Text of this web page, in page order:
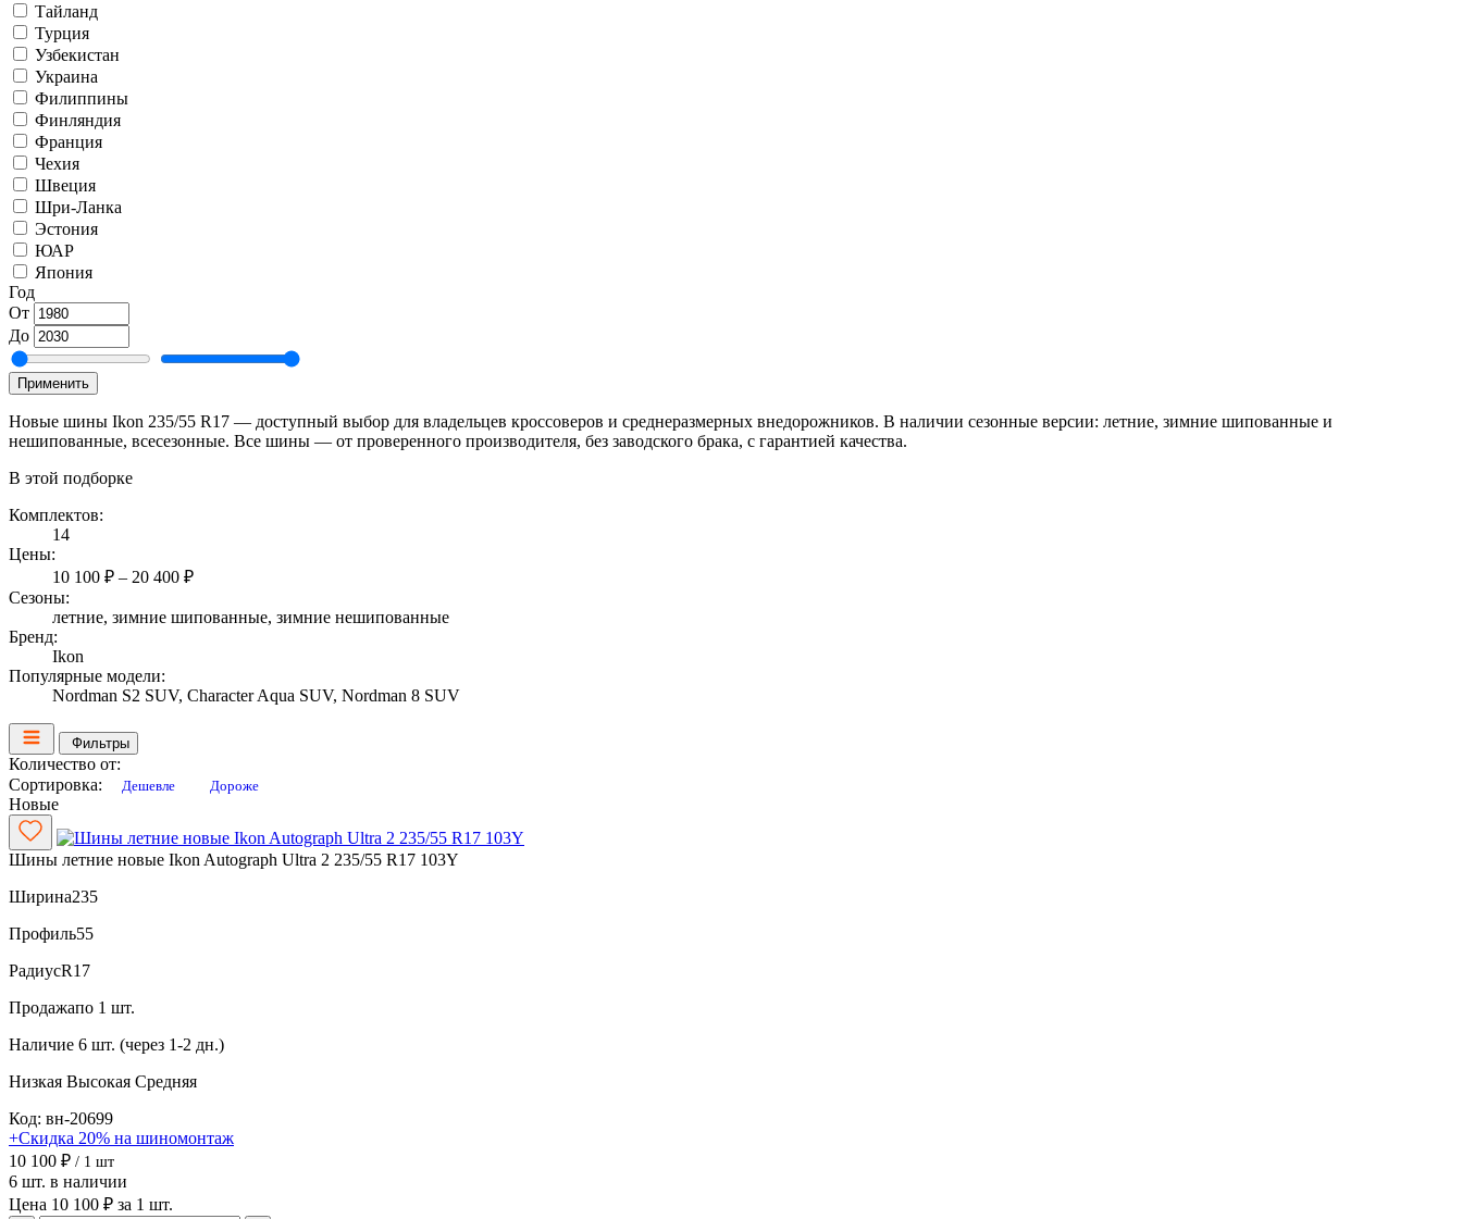
Тайланд
Турция
Узбекистан
Украина
Филиппины
Финляндия
Франция
Чехия
Швеция
Шри-Ланка
Эстония
ЮАР
Япония
Год
От
До
Применить
Новые шины Ikon 235/55 R17 — доступный выбор для владельцев кроссоверов и среднеразмерных внедорожников. В наличии сезонные версии: летние, зимние шипованные и
нешипованные, всесезонные. Все шины — от проверенного производителя, без заводского брака, с гарантией качества.
В этой подборке
Комплектов:
14
Цены:
10 100 ₽ – 20 400 ₽
Сезоны:
летние, зимние шипованные, зимние нешипованные
Бренд:
Ikon
Популярные модели:
Nordman S2 SUV, Character Aqua SUV, Nordman 8 SUV
Фильтры
Количество от:
Сортировка:
Дешевле Дороже
Новые
Шины летние новые Ikon Autograph Ultra 2 235/55 R17 103Y
Ширина235
Профиль55
РадиусR17
Продажапо 1 шт.
Наличие 6 шт. (через 1-2 дн.)
Низкая Высокая Средняя
Код: вн-20699
+Скидка 20% на шиномонтаж
10 100 ₽ / 1 шт
6 шт. в наличии
Цена 10 100 ₽ за 1 шт.